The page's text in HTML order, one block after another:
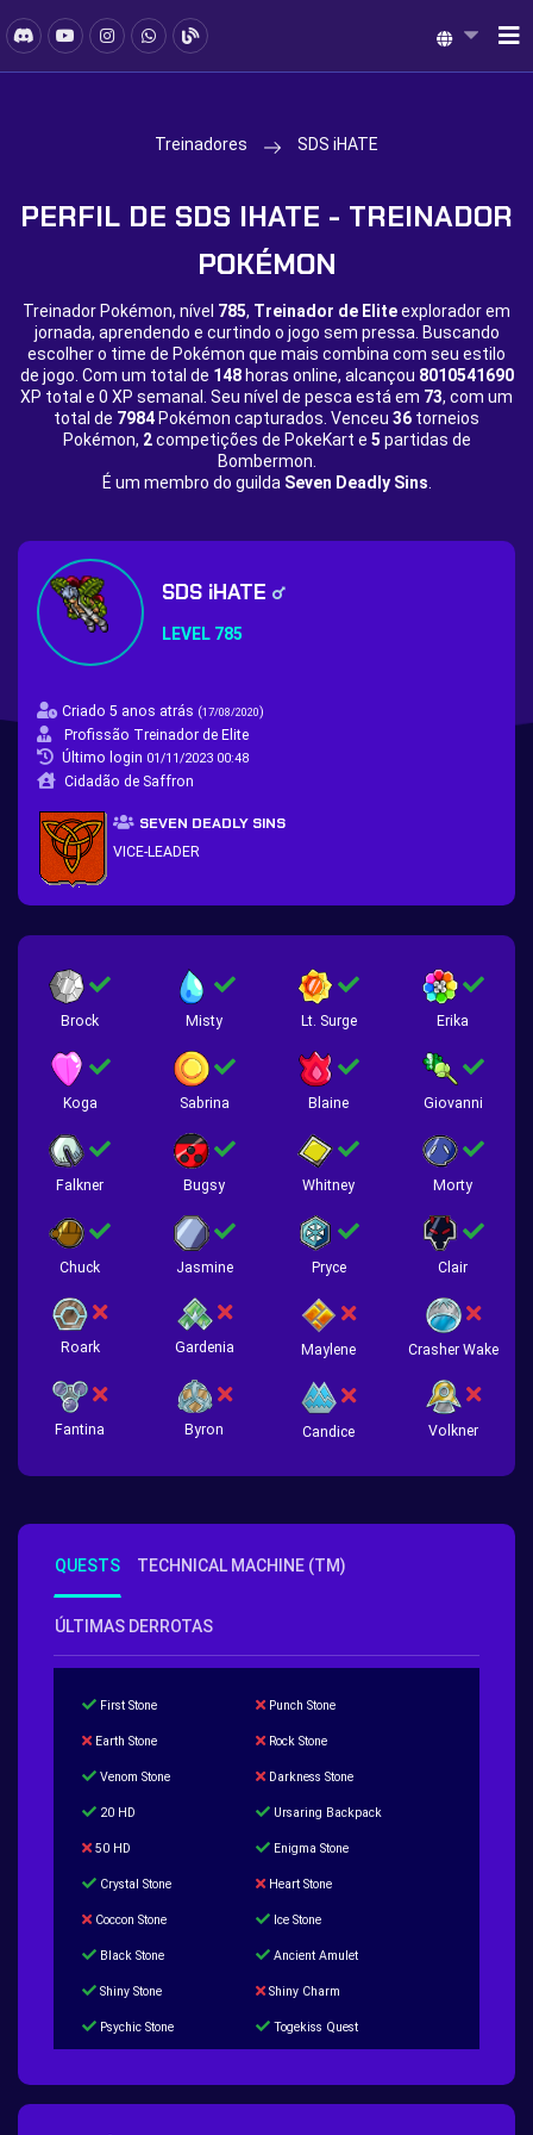
Treinadores SDS iHATE
PERFIL DE SDS IHATE - TREINADOR
POKÉMON
Treinador Pokémon, nível 785, Treinador de Eliteexplorador em
jornada, aprendendo e curtindo o jogo sem pressa. Buscando
escolher o time de Pokémon que mais combina com seu estilo
de jogo. Com um total de 148horas online, alcançou 8010541690
XP total e 0 XP semanal. Seu nível de pesca está em 73, com um
total de 7984 Pokémon capturados. Venceu 36 torneios
Pokémon, 2competições de PokeKart e 5 partidas de
Bombermon.
É um membro do guilda Seven Deadly Sins
SDS iHATE
LEVEL 785
Criado 5 anos atrás (17/08/2020)
Profissão Treinador de Elite
Último login 01/11/2023 00:48
Cidadão de Saffron
SEVEN DEADLY SINS
VICE-LEADER
Brock Misty Lt. Surge Erika
Koga Sabrina Blaine Giovanni
Falkner Bugsy Whitney Morty
Chuck Jasmine Pryce Clair
Roark Gardenia Maylene Crasher Wake
Fantina Byron Candice Volkner
QUESTS TECHNICAL MACHINE (TM)
ÚLTIMAS DERROTAS
First Stone Punch Stone
Earth Stone Rock Stone
Venom Stone Darkness Stone
20 HD Ursaring Backpack
50 HD Enigma Stone
Crystal Stone Heart Stone
Coccon Stone Ice Stone
Black Stone Ancient Amulet
Shiny Stone Shiny Charm
Psychic Stone Togekiss Quest